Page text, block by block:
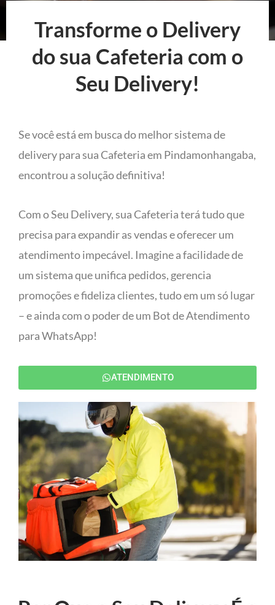
Transforme o Delivery
do sua Cafeteria com o
Seu Delivery!
Se você está em busca do melhor sistema de
delivery para sua Cafeteria em Pindamonhangaba,
encontrou a solução definitiva!
Com o Seu Delivery, sua Cafeteria terá tudo que
precisa para expandir as vendas e oferecer um
atendimento impecável. Imagine a facilidade de
um sistema que unifica pedidos, gerencia
promoções e fideliza clientes, tudo em um só lugar
– e ainda com o poder de um Bot de Atendimento
para WhatsApp!
ATENDIMENTO